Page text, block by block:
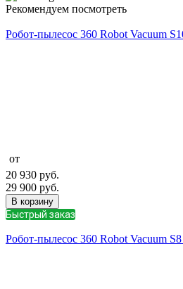
Рекомендуем посмотреть
Робот-пылесос 360 Robot Vacuum
от
20 930 руб.
29 900 руб.
В корзину
Быстрый заказ
Робот-пылесос 360 Robot Vacuum